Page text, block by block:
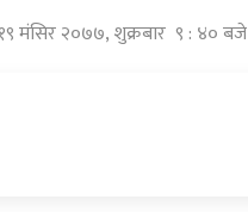
१९ मंसिर २०७७, शुक्रबार ९ : ४० बजे